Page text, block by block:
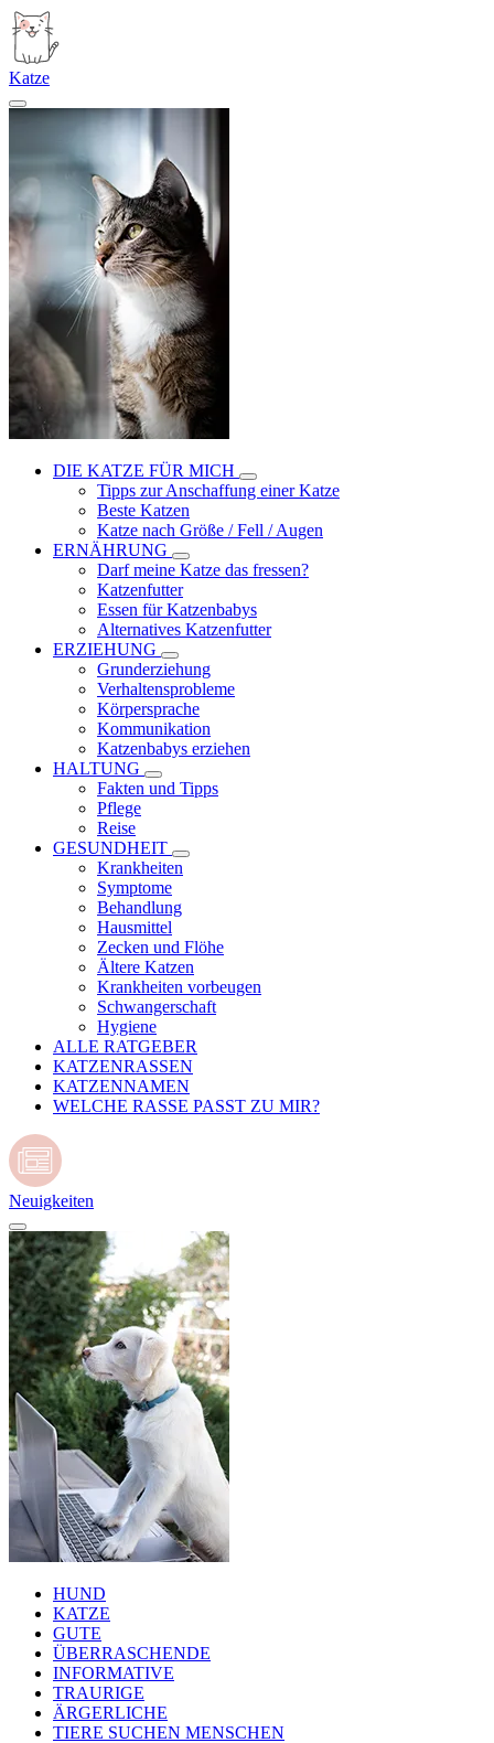
Katze
DIE KATZE FÜR MICH
Tipps zur Anschaffung einer Katze
Beste Katzen
Katze nach Größe / Fell / Augen
ERNÄHRUNG
Darf meine Katze das fressen?
Katzenfutter
Essen für Katzenbabys
Alternatives Katzenfutter
ERZIEHUNG
Grunderziehung
Verhaltensprobleme
Körpersprache
Kommunikation
Katzenbabys erziehen
HALTUNG
Fakten und Tipps
Pflege
Reise
GESUNDHEIT
Krankheiten
Symptome
Behandlung
Hausmittel
Zecken und Flöhe
Ältere Katzen
Krankheiten vorbeugen
Schwangerschaft
Hygiene
ALLE RATGEBER
KATZENRASSEN
KATZENNAMEN
WELCHE RASSE PASST ZU MIR?
Neuigkeiten
HUND
KATZE
GUTE
ÜBERRASCHENDE
INFORMATIVE
TRAURIGE
ÄRGERLICHE
TIERE SUCHEN MENSCHEN